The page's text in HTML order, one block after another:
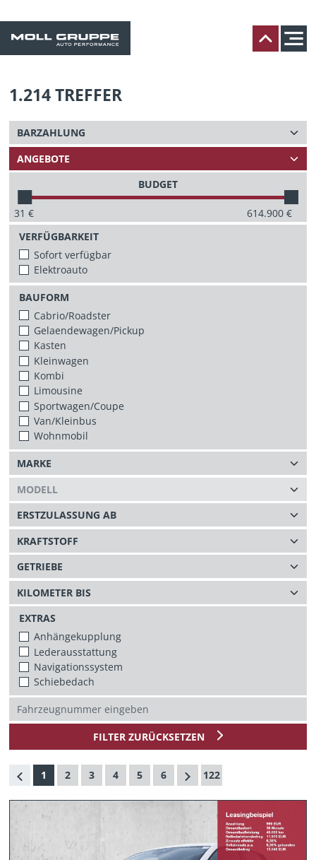
1.214TREFFER
BUDGET
31 € 614.900€
VERFÜGBARKEIT
Sofort verfügbar
Elektroauto
BAUFORM
Cabrio/Roadster
Gelaendewagen/Pickup
Kasten
Kleinwagen
Kombi
Limousine
Sportwagen/Coupe
Van/Kleinbus
Wohnmobil
EXTRAS
Anhängekupplung
Lederausstattung
Navigationssystem
Schiebedach
FILTER ZURÜCKSETZEN
1 2 3 4 5 6 122